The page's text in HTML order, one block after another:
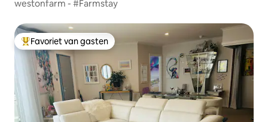
westonfarm - #Farmstay
Topfavoriet van gasten
Favoriet van gasten